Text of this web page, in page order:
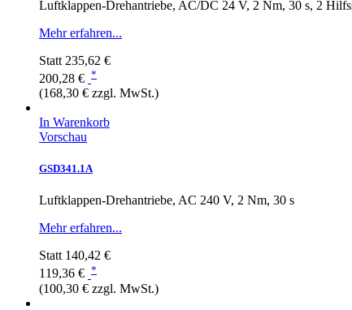
Luftklappen-Drehantriebe, AC/DC 24 V, 2 Nm, 30 s, 2
Mehr erfahren...
Statt 235,62 €
200,28 € *
(168,30 € zzgl. MwSt.)
In Warenkorb
Vorschau
GSD341.1A
Luftklappen-Drehantriebe, AC 240 V, 2 Nm, 30 s
Mehr erfahren...
Statt 140,42 €
119,36 € *
(100,30 € zzgl. MwSt.)